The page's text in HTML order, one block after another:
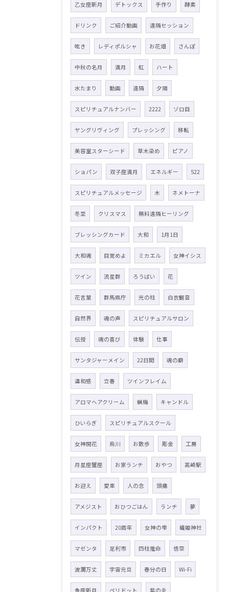
乙女座新月 デトックス 手作り 酵素
ドリンク ご紹介動画 遠隔セッション
呟き レディポルシャ お花畑 さんぽ
中秋の名月 満月 虹 ハート
水たまり 動画 遠隔 夕陽
スピリチュアルナンバー 2222 ゾロ目
ヤングリヴィング プレッシング 移転
美容室スターシード 草木染め ピアノ
ショパン 双子座満月 エネルギー 522
スピリチュアルメッセージ 木 ネメトーナ
冬至 クリスマス 無料遠隔ヒーリング
ブレッシングカード 大和 1月1日
大和魂 目覚めよ ミカエル 女神イシス
ツイン 流星群 ろうばい 花
花言葉 群馬県庁 光の柱 白衣観音
自然界 魂の声 スピリチュアルサロン
伝授 魂の喜び 体験 仕事
サンタジャーメイン 22日間 魂の癖
違和感 立春 ツインフレイム
アロマヘアクリーム 蝋梅 キャンドル
ひいらぎ スピリチュアルスクール
女神開花 烏川 お散歩 彫金 工房
月星座蟹座 お家ランチ おやつ 高崎駅
お迎え 愛車 人の念 頭痛
アメジスト おひつごはん ランチ 夢
インパクト 20周年 女神の雫 織姫神社
マゼンタ 足利市 四柱推命 悟空
波瀾万丈 宇宙元旦 春分の日 Wi-Fi
魚座新月 ペリドット 紫の炎